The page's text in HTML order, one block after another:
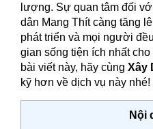
lượng. Sự quan tâm đối
dân Mang Thít càng tăng
phát triển và mọi người
gian sống tiện ích nhất
bài viết này, hãy cùng Xây
kỹ hơn về dịch vụ này nhé!
Nội